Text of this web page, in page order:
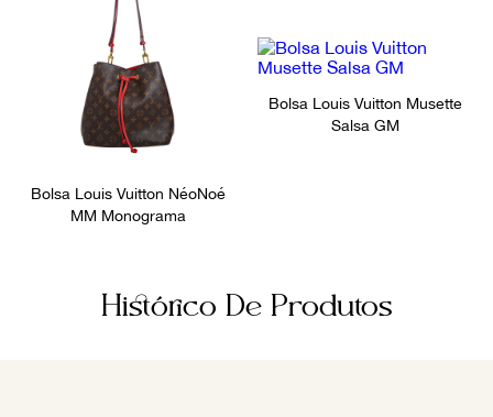
Bolsa Louis Vuitton NéoNoé
MM Monograma
Bolsa Louis Vuitton Musette
Salsa GM
Histórico De Produtos